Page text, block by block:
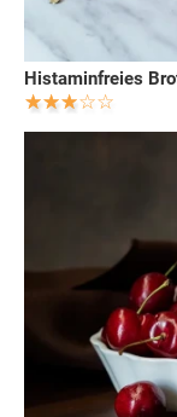
Histaminfreies